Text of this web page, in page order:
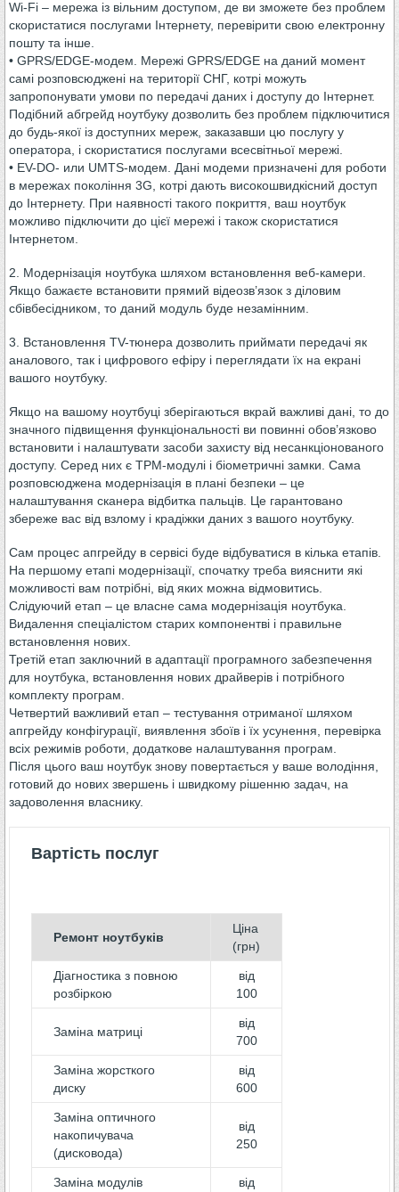
Wi-Fi – мережа із вільним доступом, де ви зможете без проблем
скористатися послугами Інтернету, перевірити свою електронну
пошту та інше.
• GPRS/EDGE-модем. Мережі GPRS/EDGE на даний момент
самі розповсюджені на території СНГ, котрі можуть
запропонувати умови по передачі даних і доступу до Інтернет.
Подібний абгрейд ноутбуку дозволить без проблем підключитися
до будь-якої із доступних мереж, заказавши цю послугу у
оператора, і скористатися послугами всесвітньої мережі.
• EV-DO- или UMTS-модем. Дані модеми призначені для роботи
в мережах покоління 3G, котрі дають високошвидкісний доступ
до Інтернету. При наявності такого покриття, ваш ноутбук
можливо підключити до цієї мережі і також скористатися
Інтернетом.
2. Модернізація ноутбука шляхом встановлення веб-камери.
Якщо бажаєте встановити прямий відеозв’язок з діловим
сбівбесідником, то даний модуль буде незамінним.
3. Встановлення TV-тюнера дозволить приймати передачі як
аналового, так і цифрового ефіру і переглядати їх на екрані
вашого ноутбуку.
Якщо на вашому ноутбуці зберігаються вкрай важливі дані, то до
значного підвищення функціональності ви повинні обов’язково
встановити і налаштувати засоби захисту від несанкціонованого
доступу. Серед них є ТРМ-модулі і біометричні замки. Сама
розповсюджена модернізація в плані безпеки – це
налаштування сканера відбитка пальців. Це гарантовано
збереже вас від взлому і крадіжки даних з вашого ноутбуку.
Сам процес апгрейду в сервісі буде відбуватися в кілька етапів.
На першому етапі модернізації, спочатку треба вияснити які
можливості вам потрібні, від яких можна відмовитись.
Слідуючий етап – це власне сама модернізація ноутбука.
Видалення спеціалістом старих компонентві і правильне
встановлення нових.
Третій етап заключний в адаптації програмного забезпечення
для ноутбука, встановлення нових драйверів і потрібного
комплекту програм.
Четвертий важливий етап – тестування отриманої шляхом
апгрейду конфігурації, виявлення збоїв і їх усунення, перевірка
всіх режимів роботи, додаткове налаштування програм.
Після цього ваш ноутбук знову повертається у ваше володіння,
готовий до нових звершень і швидкому рішенню задач, на
задоволення власнику.
Вартість послуг
Ремонт ноутбуків
Ціна
(грн)
Діагностика з повною
розбіркою
від
100
Заміна матриці
від
700
Заміна жорсткого
диску
від
600
Заміна оптичного
накопичувача
(дисковода)
від
250
Заміна модулів
від